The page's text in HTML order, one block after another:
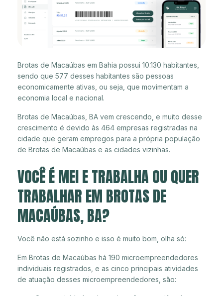
Brotas de Macaúbas em Bahia possui 10.130 habitantes,
sendo que 577 desses habitantes são pessoas
economicamente ativas, ou seja, que movimentam a
economia local e nacional.
Brotas de Macaúbas, BA vem crescendo, e muito desse
crescimento é devido às 464 empresas registradas na
cidade que geram empregos para a própria população
de Brotas de Macaúbas e as cidades vizinhas.
VOCÊ É MEI E TRABALHA OU QUER
TRABALHAR EM BROTAS DE
MACAÚBAS, BA?
Você não está sozinho e isso é muito bom, olha só:
Em Brotas de Macaúbas há 190 microempreendedores
individuais registrados, e as cinco principais atividades
de atuação desses microempreendedores, são: